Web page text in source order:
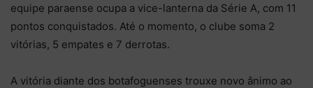
equipe paraense ocupa a vice-lanterna da Série A, com 11
pontos conquistados. Até o momento, o clube soma 2
vitórias, 5 empates e 7 derrotas.
A vitória diante dos botafoguenses trouxe novo ânimo ao